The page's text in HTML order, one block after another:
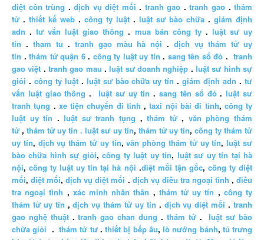
diệt côn trùng .dịch vụ diệt mối . tranh gao .tranh gao .thám
tử . thiết kế web . công ty luật . luật sư bào chữa . giám định
adn .tư vấn luật giao thông . mua bán công ty. luật sư uy
tín . tham tu . tranh gạo màu hà nội .dịch vụ thám tử uy
tín .thám tử quận 6. công ty luật uy tín . sang tên sổ đỏ .tranh
gao việt .tranh gao mau .luật sư doanh nghiệp .luật sư hình sự
giỏi . công ty luật. luật sư bào chữa uy tín .giám định adn .tư
vấn luật giao thông . luật sư uy tín .sang tên sổ đỏ.luật sư
tranh tụng . xe tiện chuyến đi tỉnh ,taxi nội bài đi tỉnh, công ty
luật uy tín .luật sư tranh tụng ,thám tử, văn phòng thám
tử ,thám tử uy tín . luật sư uy tín, thám tử uy tín, công ty thám tử
uy tín, dịch vụ thám tử uy tín,văn phòng thám tử uy tín,luật sư
bào chữa hình sự giỏi,công ty luật uy tín, luật sư uy tín tại hà
nội,công ty luật uy tín tại hà nội .diệt mối tận gốc, công ty diệt
mối,diệt mối,dịch vụ diệt mối . dịch vụ điều tra ngoại tình ,điều
tra ngoại tình , xác minh nhân thân , thám tử uy tín , công ty
thám tử uy tín ,dịch vụ thám tử uy tín . dịch vụ diệt mối .tranh
gao nghệ thuật.tranh gao chan dung . thám tử.luật sư bào
chữa giỏi .thám tử tư.thiết bị bếp âu,lò nướng bánh, tủ trưng